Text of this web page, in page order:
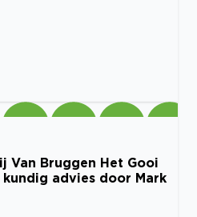
Van Bruggen Het Gooi
advies door Mark